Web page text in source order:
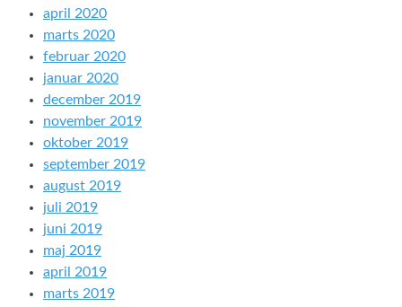
april 2020
marts 2020
februar 2020
januar 2020
december 2019
november 2019
oktober 2019
september 2019
august 2019
juli 2019
juni 2019
maj 2019
april 2019
marts 2019